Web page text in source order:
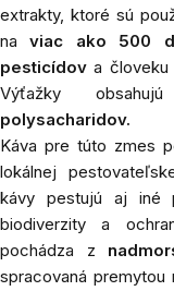
extrakty, ktoré sú
naviac ako 500
pesticídov a človeku
Výťažky
polysacharidov.
Káva pre túto zmes
lokálnej
kávy pestujú aj iné
biodiverzity a
pochádza z
spracovaná premytou